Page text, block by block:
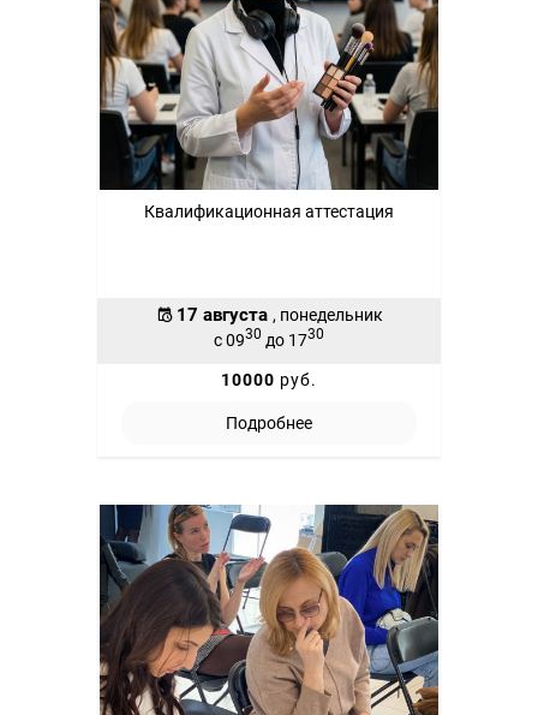
Квалификационная аттестация
17 августа , понедельник
с 0930 до 1730
10000 руб.
Подробнее